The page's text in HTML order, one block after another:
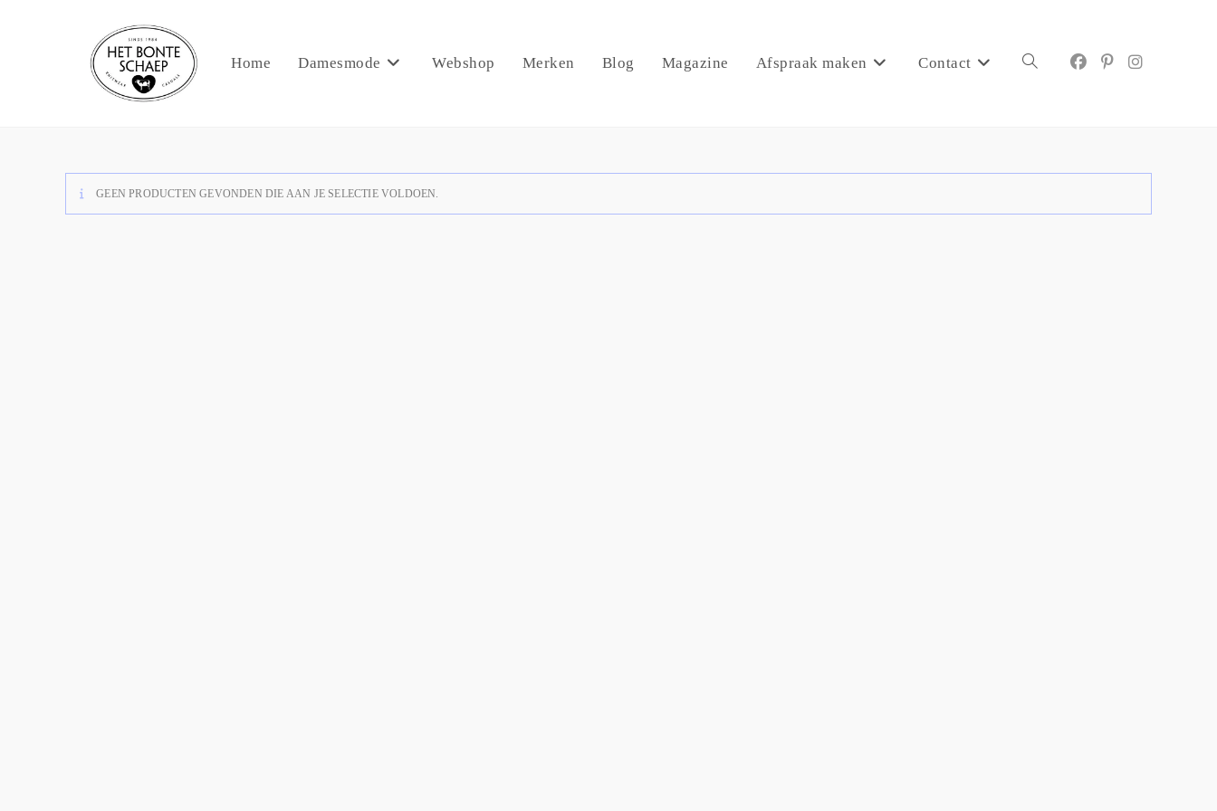
Home Damesmode Webshop Merken Blog Magazine Afspraak maken Contact
GEEN PRODUCTEN GEVONDEN DIE AAN JE SELECTIE VOLDOEN.